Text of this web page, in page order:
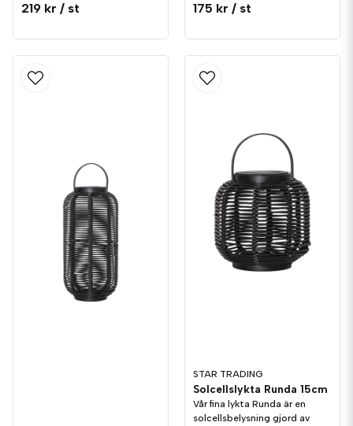
219 kr / st 175 kr / st
STAR TRADING
Solcellslykta Runda 15cm
Vår fina lykta Runda är en
solcellsbelysning gjord av